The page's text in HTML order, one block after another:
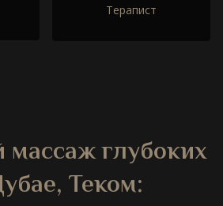
Терапист
глубоких
, Теком: